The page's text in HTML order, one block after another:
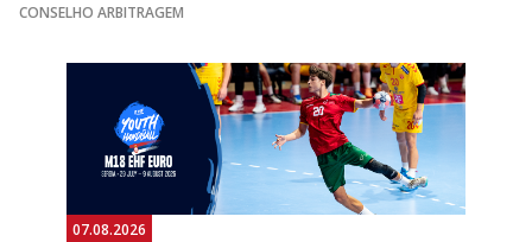
CONSELHO ARBITRAGEM
07.08.2026